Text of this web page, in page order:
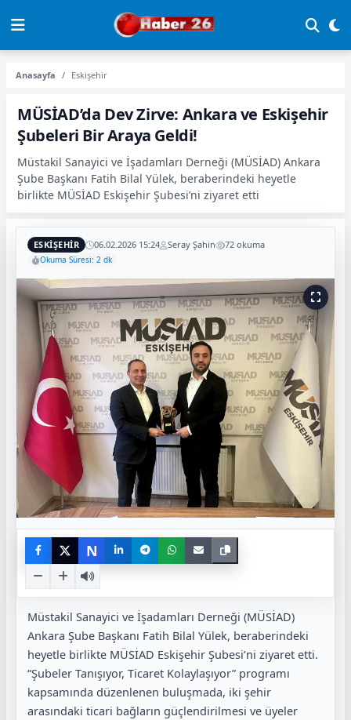
Anasayfa Eskişehir
MÜSİAD’da Dev Zirve: Ankara ve Eskişehir
Şubeleri Bir Araya Geldi!
Müstakil Sanayici ve İşadamları Derneği (MÜSİAD) Ankara
Şube Başkanı Fatih Bilal Yülek, beraberindeki heyetle
birlikte MÜSİAD Eskişehir Şubesi’ni ziyaret etti
ESKIŞEHIR 06.02.2026 15:24 Seray Şahin 72 okuma
Okuma Süresi: 2 dk
N
Müstakil Sanayici ve İşadamları Derneği (MÜSİAD)
Ankara Şube Başkanı Fatih Bilal Yülek, beraberindeki
heyetle birlikte MÜSİAD Eskişehir Şubesi’ni ziyaret etti.
“Şubeler Tanışıyor, Ticaret Kolaylaşıyor” programı
kapsamında düzenlenen buluşmada, iki şehir
arasındaki ticari bağların güçlendirilmesi ve üyeler